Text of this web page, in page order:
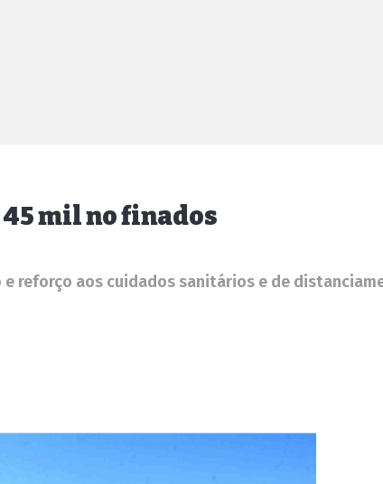
mil no finados
e reforço aos cuidados sanitários e de